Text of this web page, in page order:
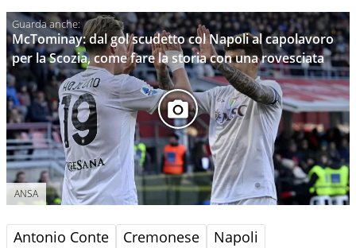
McTominay: dal gol scudetto col Napoli al capolavoro
per la Scozia, come fare la storia con una rovesciata
ANSA
Antonio Conte Cremonese Napoli